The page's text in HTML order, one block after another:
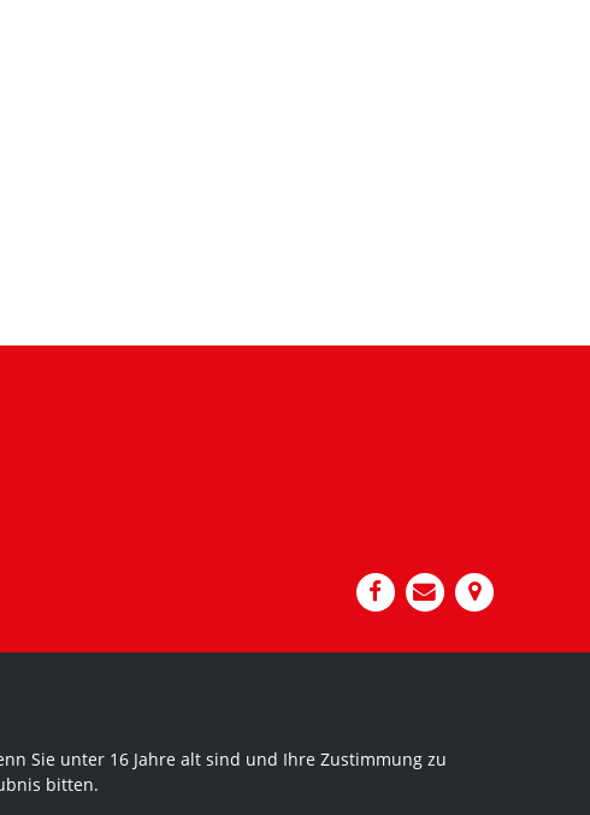
Sie unter 16 Jahre alt sind und Ihre Zustimmung zu
bitten.